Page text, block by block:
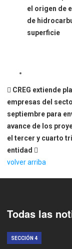
el origen de
de
superficie
CREG extiende
empresas del
septiembre para
avance de los
el tercer y cuarto
entidad
volver arriba
Todas las
SECCIÓN 4